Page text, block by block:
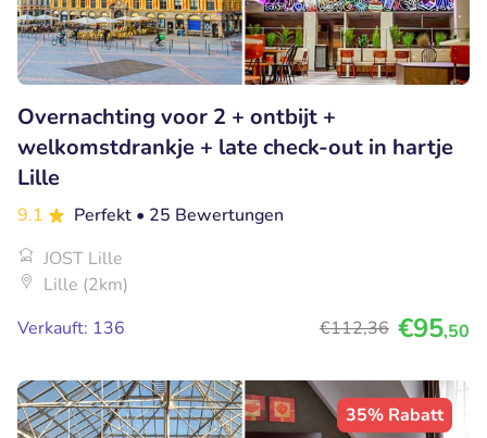
Overnachting voor 2 + ontbijt +
welkomstdrankje + late check-out in hartje
Lille
9.1 Perfekt • 25 Bewertungen
JOST Lille
Lille (2km)
Verkauft: 136
€112,36 €95,50
35% Rabatt